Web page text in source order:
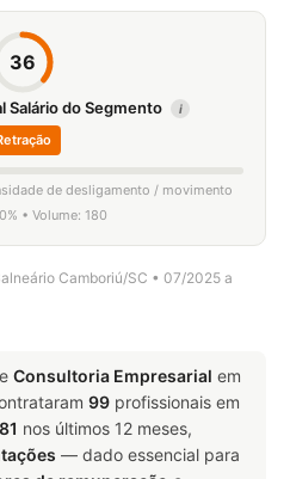
36
Salário do Segmento i
de desligamento / movimento
• Volume: 180
Camboriú/SC • 07/2025 a
Consultoria Empresarial em
99 profissionais em
81 nos últimos 12 meses,
— dado essencial para